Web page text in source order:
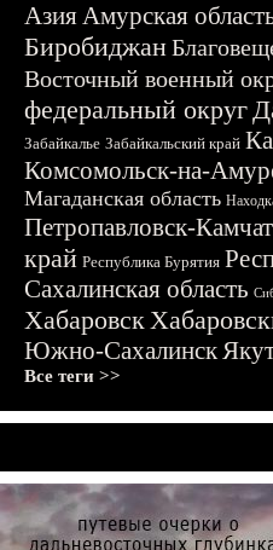
АзияАмурская
Биробиджан
Восточный военный
федеральный округ
Забайкалье Забайкальский край
Комсомольск-на-
Магаданская область
Петропавловск-
край Республика Бурятия
Сахалинская область
Хабаровск
Южно-Сахалинск
Все теги >>